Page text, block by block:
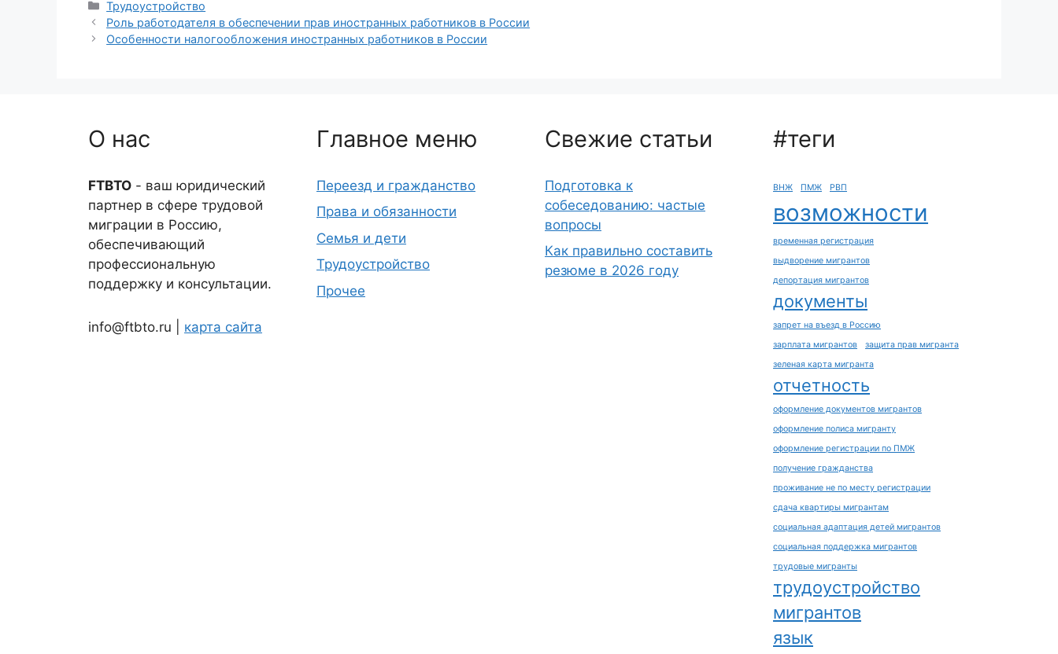
Рубрики
Трудоустройство
Роль работодателя в обеспечении прав иностранных работников в России
Особенности налогообложения иностранных работников в России
О нас
FTBTO - ваш юридический
партнер в сфере трудовой
миграции в Россию,
обеспечивающий
профессиональную
поддержку и консультации.
info@ftbto.ru | карта сайта
Главное меню
Переезд и гражданство
Права и обязанности
Семья и дети
Трудоустройство
Прочее
Свежие статьи
Подготовка к
собеседованию: частые
вопросы
Как правильно составить
резюме в 2026 году
#теги
ВНЖ ПМЖ РВП
возможности
временная регистрация
выдворение мигрантов
депортация мигрантов
документы
запрет на въезд в Россию
зарплата мигрантов
защита прав мигранта
зеленая карта мигранта
отчетность
оформление документов мигрантов
оформление полиса мигранту
оформление регистрации по ПМЖ
получение гражданства
проживание не по месту регистрации
сдача квартиры мигрантам
социальная адаптация детей мигрантов
социальная поддержка мигрантов
трудовые мигранты
трудоустройство
мигрантов
язык